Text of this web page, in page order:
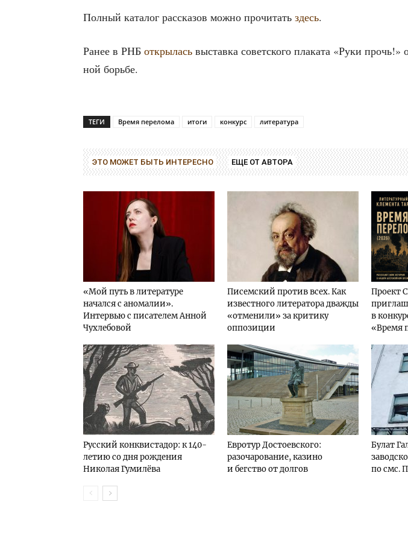
Пол­ный ката­лог рас­ска­зов мож­но про­чи­тать здесь.
Ранее в РНБ откры­лась выстав­ка совет­ско­го пла­ка­та «Руки
ной борьбе.
ТЕГИ Время перелома итоги конкурс литература
ЭТО МОЖЕТ БЫТЬ ИНТЕРЕСНО ЕЩЕ ОТ АВТОРА
«Мой путь в литературе
начался с аномалии».
Интервью с писателем Анной
Чухлебовой
Писемский против всех. Как
известного литератора дважды
«отменили» за критику
оппозиции
Проект
в
«Время
Русский конквистадор: к 140-
летию со дня рождения
Николая Гумилёва
Евротур Достоевского:
разочарование, казино
и бегство от долгов
Булат
по смс.